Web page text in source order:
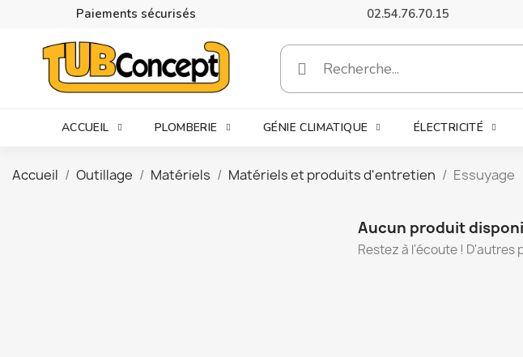
Paiements sécurisés 02.54.76.70.15
ACCUEIL PLOMBERIE GÉNIE CLIMATIQUE ÉLECTRICITÉ
Accueil Outillage Matériels Matériels et produits d'entretien Essuyage
Aucun produit
Restez à l'écoute !